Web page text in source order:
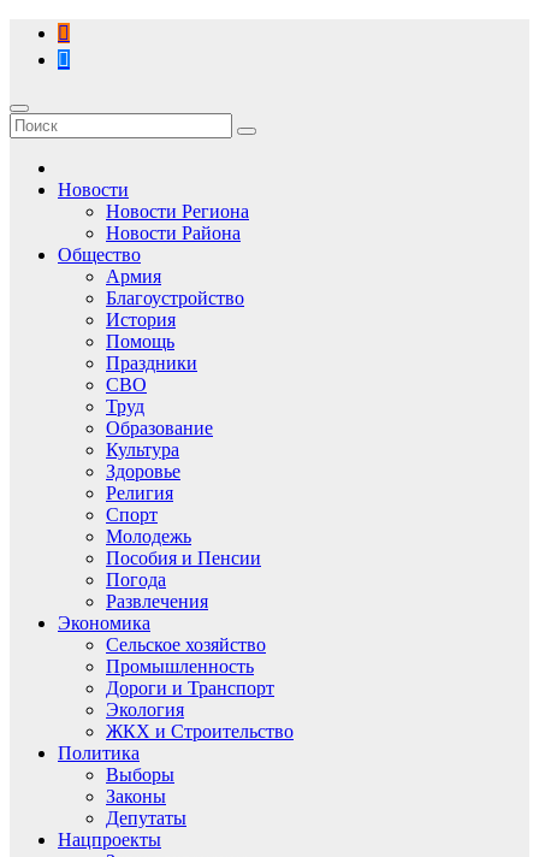
Перейти
содержимому
Новости
Новости Региона
Новости Района
Общество
Армия
Благоустройство
История
Помощь
Праздники
СВО
Труд
Образование
Культура
Здоровье
Религия
Спорт
Молодежь
Пособия и Пенсии
Погода
Развлечения
Экономика
Сельское хозяйство
Промышленность
Дороги и Транспорт
Экология
ЖКХ и Строительство
Политика
Выборы
Законы
Депутаты
Нацпроекты